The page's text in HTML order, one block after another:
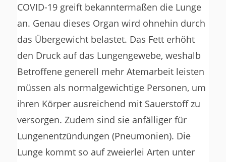
COVID-19 greift bekanntermaßen die Lunge
an. Genau dieses Organ wird ohnehin durch
das Übergewicht belastet. Das Fett erhöht
den Druck auf das Lungengewebe, weshalb
Betroffene generell mehr Atemarbeit leisten
müssen als normalgewichtige Personen, um
ihren Körper ausreichend mit Sauerstoff zu
versorgen. Zudem sind sie anfälliger für
Lungenentzündungen (Pneumonien). Die
Lunge kommt so auf zweierlei Arten unter